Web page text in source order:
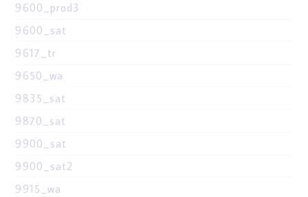
9600_prod3
9600_sat
9617_tr
9650_wa
9835_sat
9870_sat
9900_sat
9900_sat2
9915_wa